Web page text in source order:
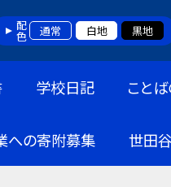
配色 通常 白地 黒地
学校日記 こと
への寄附募集 世田